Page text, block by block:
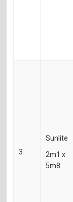
3
Sunlite
2m1 x
5m8